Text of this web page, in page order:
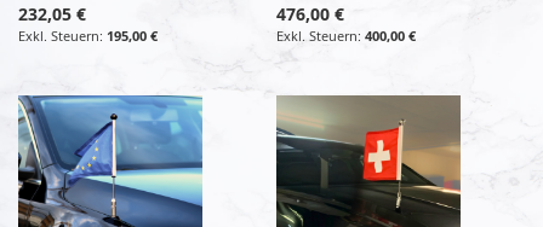
232,05 €
195,00 €
476,00 €
400,00 €